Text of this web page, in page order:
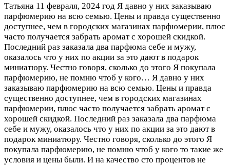
Татьяна 11 февраля, 2024 год Я давно у них заказываю
парфюмерию на всю семью. Цены и правда существенно
доступнее, чем в городских магазинах парфюмерии, плюс
часто получается забрать аромат с хорошей скидкой.
Последний раз заказала два парфюма себе и мужу,
оказалось что у них по акции за это дают в подарок
миниатюру. Честно говоря, сколько до этого Я покупала
парфюмерию, не помню чтоб у кого… Я давно у них
заказываю парфюмерию на всю семью. Цены и правда
существенно доступнее, чем в городских магазинах
парфюмерии, плюс часто получается забрать аромат с
хорошей скидкой. Последний раз заказала два парфюма
себе и мужу, оказалось что у них по акции за это дают в
подарок миниатюру. Честно говоря, сколько до этого Я
покупала парфюмерию, не помню чтоб у кого то такие же
условия и цены были. И на качество сто процентов не